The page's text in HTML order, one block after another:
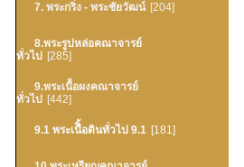
7. พระกริ่ง - พระชัยวัฒน์ [204]
8.พระรูปหล่อคณาจารย์
ทั่วไป
[285]
9.พระเนื้อผงคณาจารย์
ทั่วไป
[442]
9.1 พระเนืิ้อดินทั่วไป 9.1 [181]